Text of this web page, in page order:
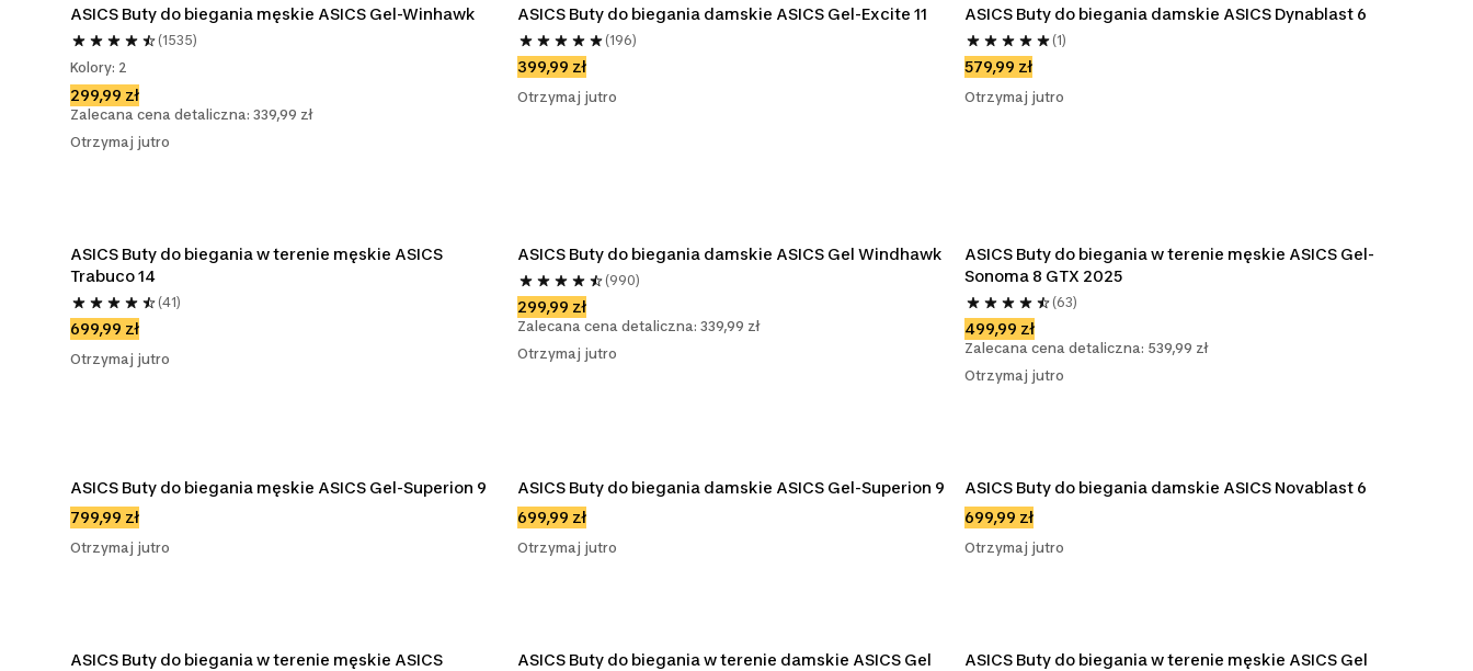
ASICS Buty do biegania męskie ASICS Gel-Winhawk
(1535)
Kolory: 2
299,99 zł
Zalecana cena detaliczna: 339,99 zł
Otrzymaj jutro
ASICS Buty do biegania damskie ASICS Gel-Excite 11
(196)
399,99 zł
Otrzymaj jutro
ASICS Buty do biegania damskie ASICS Dynablast 6
(1)
579,99 zł
Otrzymaj jutro
ASICS Buty do biegania w terenie męskie ASICS
Trabuco 14
(41)
699,99 zł
Otrzymaj jutro
ASICS Buty do biegania damskie ASICS Gel Windhawk
(990)
299,99 zł
Zalecana cena detaliczna: 339,99 zł
Otrzymaj jutro
ASICS Buty do biegania w terenie męskie ASICS Gel-
Sonoma 8 GTX 2025
(63)
499,99 zł
Zalecana cena detaliczna: 539,99 zł
Otrzymaj jutro
ASICS Buty do biegania męskie ASICS Gel-Superion 9
799,99 zł
Otrzymaj jutro
ASICS Buty do biegania damskie ASICS Gel-Superion 9
699,99 zł
Otrzymaj jutro
ASICS Buty do biegania damskie ASICS Novablast 6
699,99 zł
Otrzymaj jutro
ASICS Buty do biegania w terenie męskie ASICS
ASICS Buty do biegania w terenie damskie ASICS Gel
ASICS Buty do biegania w terenie męskie ASICS Gel